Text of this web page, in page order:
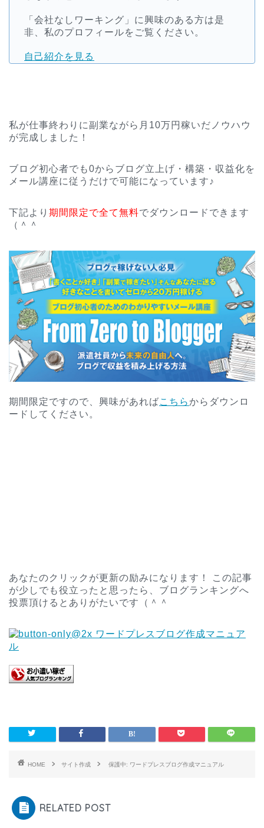
「会社なしワーキング」に興味のある方は是
非、私のプロフィールをご覧ください。
自己紹介を見る
私が仕事終わりに副業ながら月10万円稼いだノウハウ
が完成しました！
ブログ初心者でも0からブログ立上げ・構築・収益化を
メール講座に従うだけで可能になっています♪
下記より 期間限定で全て無料でダウンロードできます
（＾＾
期間限定ですので、興味があればこちらからダウンロ
ードしてください。
あなたのクリックが更新の励みになります！ この記事
が少しでも役立ったと思ったら、ブログランキングへ
投票頂けるとありがたいです（＾＾
HOME サイト作成 保護中: ワードプレスブログ作成マニュアル
RELATED POST